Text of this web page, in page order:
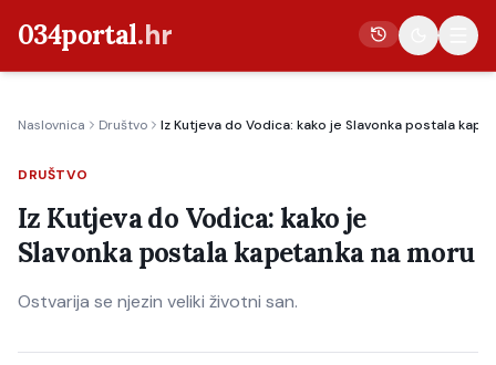
034portal.hr
Crna kronika
Poljoprivreda
Politika
Gospodarstvo
Naslovnica Društvo Iz Kutjeva do Vodica: kako je Slavonka postala
DRUŠTVO
Iz Kutjeva do Vodica: kako je
Slavonka postala kapetanka na moru
Ostvarija se njezin veliki životni san.